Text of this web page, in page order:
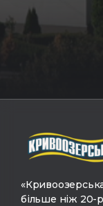
більше ніж 20-